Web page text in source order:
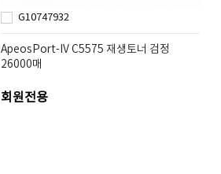
G10747932
ApeosPort-IV C5575 재생토너 검정
26000매
회원전용